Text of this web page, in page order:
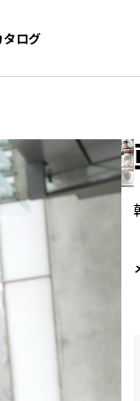
ログ
ログ